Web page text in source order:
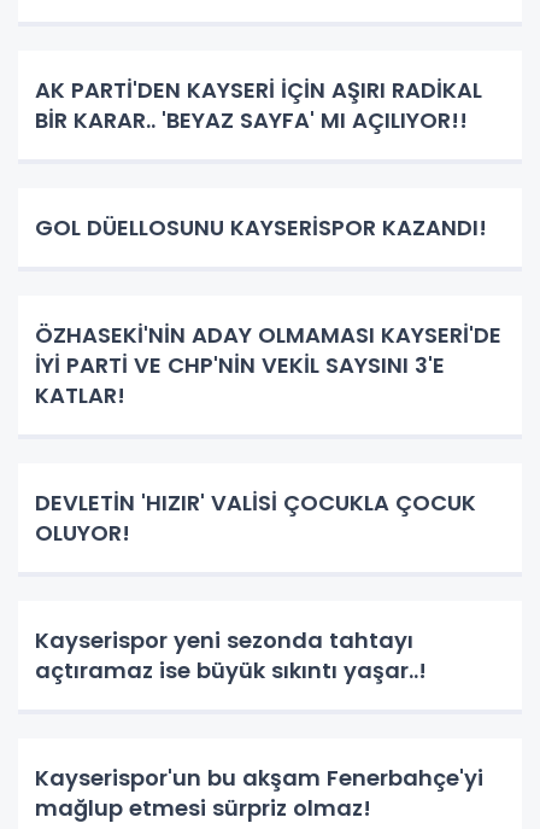
AK PARTİ'DEN KAYSERİ İÇİN AŞIRI RADİKAL
BİR KARAR.. 'BEYAZ SAYFA' MI AÇILIYOR!!
GOL DÜELLOSUNU KAYSERİSPOR KAZANDI!
ÖZHASEKİ'NİN ADAY OLMAMASI KAYSERİ'DE
İYİ PARTİ VE CHP'NİN VEKİL SAYSINI 3'E
KATLAR!
DEVLETİN 'HIZIR' VALİSİ ÇOCUKLA ÇOCUK
OLUYOR!
Kayserispor yeni sezonda tahtayı
açtıramaz ise büyük sıkıntı yaşar..!
Kayserispor'un bu akşam Fenerbahçe'yi
mağlup etmesi sürpriz olmaz!